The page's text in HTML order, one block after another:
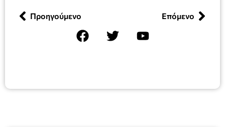
Προηγούμενο Επόμενο